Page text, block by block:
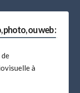
ou web :
à